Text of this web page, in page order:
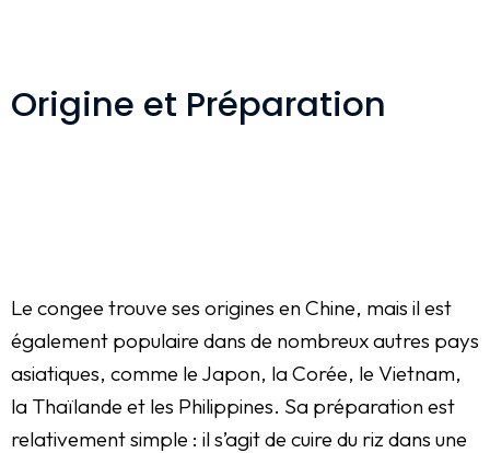
Origine et Préparation
Le congee trouve ses origines en Chine, mais il est
également populaire dans de nombreux autres pays
asiatiques, comme le Japon, la Corée, le Vietnam,
la Thaïlande et les Philippines. Sa préparation est
relativement simple : il s’agit de cuire du riz dans une